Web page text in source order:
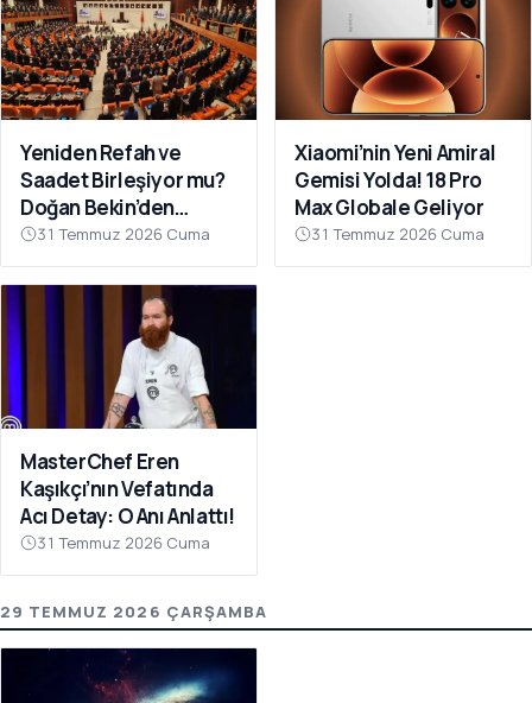
Yeniden Refah ve
Saadet Birleşiyor mu?
Doğan Bekin’den
Açıklama
31 Temmuz 2026 Cuma
Xiaomi’nin Yeni Amiral
Gemisi Yolda! 18 Pro
Max Globale Geliyor
31 Temmuz 2026 Cuma
MasterChef Eren
Kaşıkçı’nın Vefatında
Acı Detay: O Anı Anlattı!
31 Temmuz 2026 Cuma
29 TEMMUZ 2026 ÇARŞAMBA